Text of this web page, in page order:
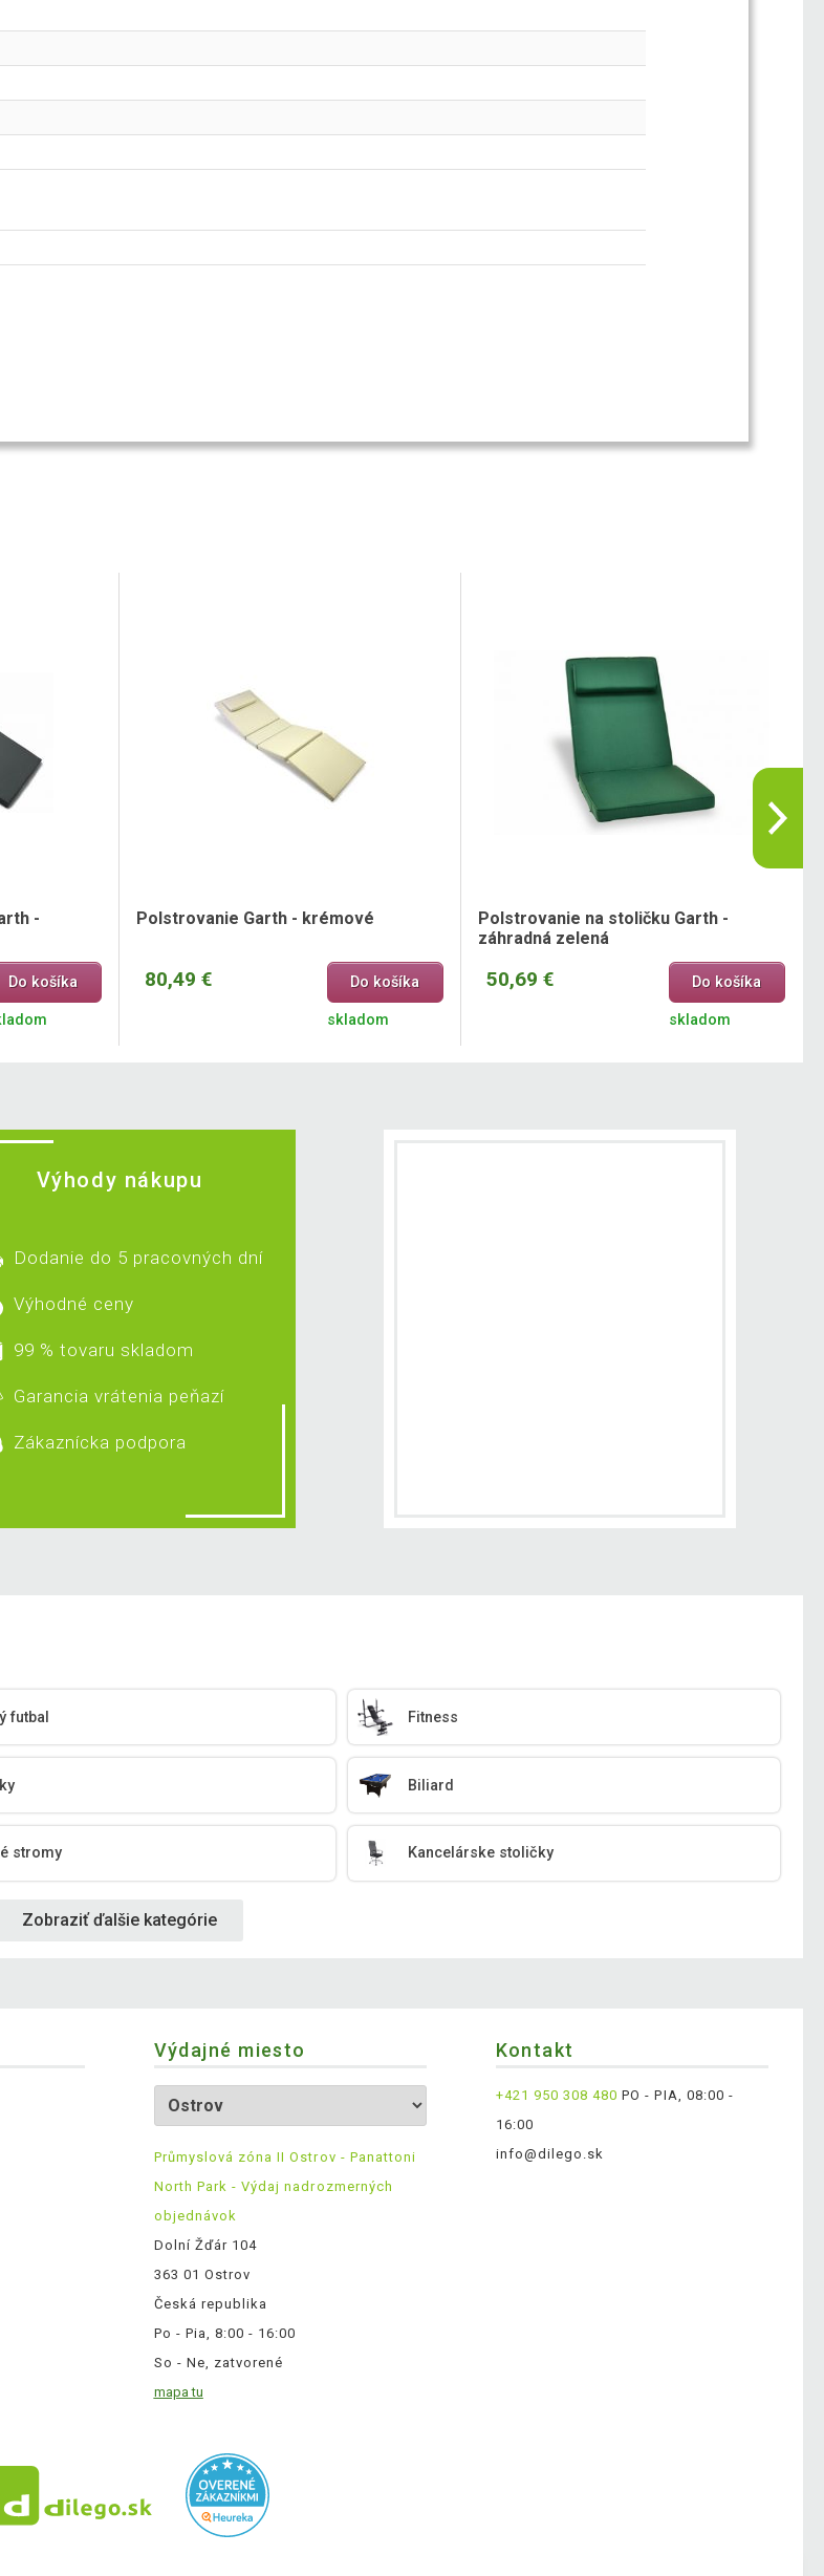
-
Do košíka
Polstrovanie Garth - krémové
80,49 € Do košíka
skladom
Polstrovanie na stoličku Garth -
záhradná zelená
50,69 € Do košíka
skladom
Výhody nákupu
Dodanie do 5 pracovných dní
Výhodné ceny
99 % tovaru skladom
Garancia vrátenia peňazí
Zákaznícka podpora
futbal Fitness
Biliard
stromy Kancelárske stoličky
Zobraziť ďalšie kategórie
Výdajné miesto
Průmyslová zóna II Ostrov - Panattoni
North Park - Výdaj nadrozmerných
objednávok
Dolní Žďár 104
363 01 Ostrov
Česká republika
Po - Pia, 8:00 - 16:00
So - Ne, zatvorené
mapa tu
Kontakt
+421 950 308 480 PO - PIA, 08:00 -
16:00
info@dilego.sk